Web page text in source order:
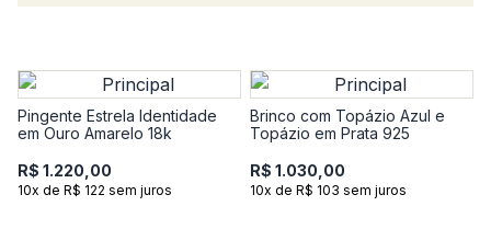
Pingente Estrela Identidade
em Ouro Amarelo 18k
R$ 1.220,00
10x de R$ 122 sem juros
Brinco com Topázio Azul e
Topázio em Prata 925
R$ 1.030,00
10x de R$ 103 sem juros